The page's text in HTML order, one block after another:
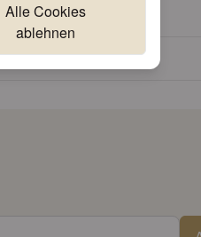
Alle Cookies
ablehnen
Qualität